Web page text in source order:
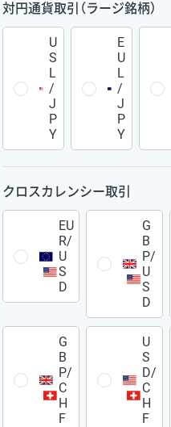
対円通貨取引（ラージ銘柄）
U
S
L
/
J
P
Y
E
U
L
/
J
P
Y
クロスカレンシー取引
EU
R/
U
S
D
G
B
P/
U
S
D
G
B
P/
C
H
F
U
S
D/
C
H
F